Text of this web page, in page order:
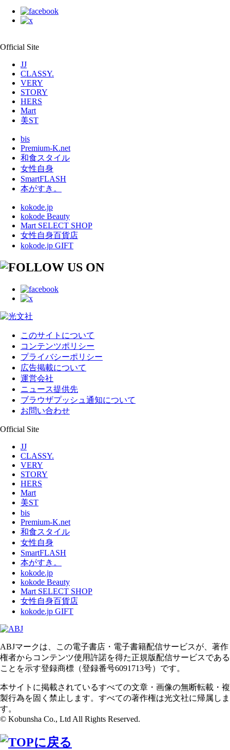
Official Site
JJ
CLASSY.
VERY
STORY
HERS
Mart
美ST
bis
Premium-K.net
和食スタイル
女性自身
SmartFLASH
本がすき。
kokode.jp
kokode Beauty
Mart SELECT SHOP
女性自身百貨店
kokode.jp GIFT
このサイトについて
コンテンツポリシー
プライバシーポリシー
広告掲載について
運営会社
ニュース提供先
ブラウザプッシュ通知について
お問い合わせ
Official Site
JJ
CLASSY.
VERY
STORY
HERS
Mart
美ST
bis
Premium-K.net
和食スタイル
女性自身
SmartFLASH
本がすき。
kokode.jp
kokode Beauty
Mart SELECT SHOP
女性自身百貨店
kokode.jp GIFT
ABJマークは、この電子書店・電子書籍配信サービスが、著作
権者からコンテンツ使用許諾を得た正規版配信サービスである
ことを示す登録商標（登録番号6091713号）です。
本サイトに掲載されているすべての文章・画像の無断転載・複
製行為を固く禁止します。すべての著作権は光文社に帰属しま
す。
© Kobunsha Co., Ltd All Rights Reserved.